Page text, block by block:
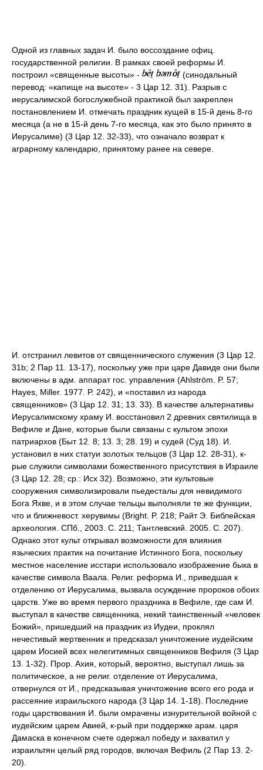
Одной из главных задач И. было воссоздание офиц.
государственной религии. В рамках своей реформы И.
построил «священные высоты» -
(синодальный
перевод: «капище на высоте» - 3 Цар 12. 31). Разрыв с
иерусалимской богослужебной практикой был закреплен
постановлением И. отмечать праздник кущей в 15-й день 8-го
месяца (а не в 15-й день 7-го месяца, как это было принято в
Иерусалиме) (3 Цар 12. 32-33), что означало возврат к
аграрному календарю, принятому ранее на севере.
И. отстранил левитов от священнического служения (3 Цар 12.
31b; 2 Пар 11. 13-17), поскольку уже при царе Давиде они были
включены в адм. аппарат гос. управления (Ahlström. P. 57;
Hayes, Miller. 1977. P. 242), и «поставил из народа
священников» (3 Цар 12. 31; 13. 33). В качестве альтернативы
Иерусалимскому храму И. восстановил 2 древних святилища в
Вефиле и Дане, которые были связаны с культом эпохи
патриархов (Быт 12. 8; 13. 3; 28. 19) и судей (Суд 18). И.
установил в них статуи золотых тельцов (3 Цар 12. 28-31), к-
рые служили символами божественного присутствия в Израиле
(3 Цар 12. 28; ср.: Исх 32). Возможно, эти культовые
сооружения символизировали пьедесталы для невидимого
Бога Яхве, и в этом случае тельцы выполняли те же функции,
что и ближневост. херувимы (Bright. P. 218; Райт Э. Библейская
археология. СПб., 2003. С. 211; Тантлевский. 2005. С. 207).
Однако этот культ открывал возможности для влияния
языческих практик на почитание Истинного Бога, поскольку
местное население исстари использовало изображение быка в
качестве символа Ваала. Религ. реформа И., приведшая к
отделению от Иерусалима, вызвала осуждение пророков обоих
царств. Уже во время первого праздника в Вефиле, где сам И.
выступал в качестве священника, некий таинственный «человек
Божий», пришедший на праздник из Иудеи, проклял
нечестивый жертвенник и предсказал уничтожение иудейским
царем Иосией всех нелегитимных священников Вефиля (3 Цар
13. 1-32). Прор. Ахия, который, вероятно, выступал лишь за
политическое, а не религ. отделение от Иерусалима,
отвернулся от И., предсказывая уничтожение всего его рода и
рассеяние израильского народа (3 Цар 14. 1-18). Последние
годы царствования И. были омрачены изнурительной войной с
иудейским царем Авией, к-рый при поддержке арам. царя
Дамаска в конечном счете одержал победу и захватил у
израильтян целый ряд городов, включая Вефиль (2 Пар 13. 2-
20).